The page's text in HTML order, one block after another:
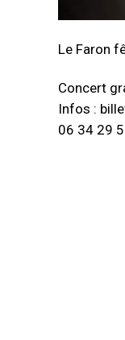
Le Faron
Concert
Infos :
06 34 29